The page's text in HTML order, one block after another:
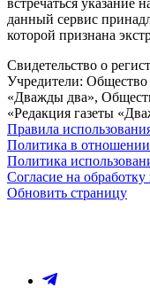
встречаться
данный сервис
которой признана
Свидетельство о
Учредители: Общество
«Дважды два»,
«Редакция газеты
Правила
Политика в
Политика
Согласие на
Обновить страницу